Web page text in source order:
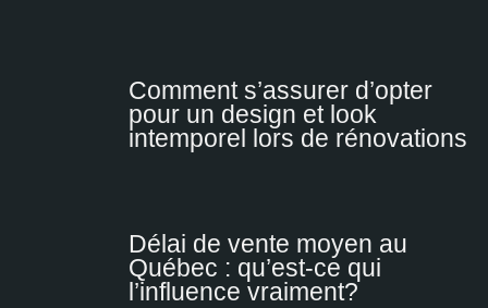
Comment s’assurer d’opter
pour un design et look
intemporel lors de rénovations
Délai de vente moyen au
Québec : qu’est-ce qui
l’influence vraiment?